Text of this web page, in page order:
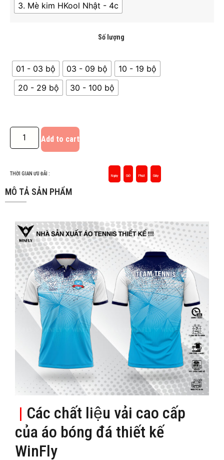
3. Mè kim HKool Nhật - 4c
Số lượng
01 - 03 bộ 03 - 09 bộ
10 - 19 bộ
20 - 29 bộ
30 - 100 bộ
Add to cart
THỜI GIAN ƯU ĐÃI : Ngày Giờ Phút Giây
MÔ TẢ SẢN PHẨM
| Các chất liệu vải cao cấp
của áo bóng đá thiết kế
WinFly